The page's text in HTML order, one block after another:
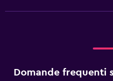
Domande frequenti